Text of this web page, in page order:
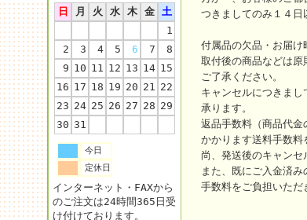
日
月 火 水 木 金
土
1
2
3 4 5 6 7
8
9 10 11 12 13 14 15
16 17 18 19 20 21 22
23 24 25 26 27 28 29
30 31
今日
定休日
インターネット・FAXから
のご注文は24時間365日受
け付けております。
つきましてのみ１４日
付属品の欠品・お届け
取付後の商品などは
ご了承ください。
キャンセルにつきま
承ります。
返品手数料（商品代金
かかります送料手数料
尚、発送後のキャンセ
また、既にご入金済
手数料をご負担いただ